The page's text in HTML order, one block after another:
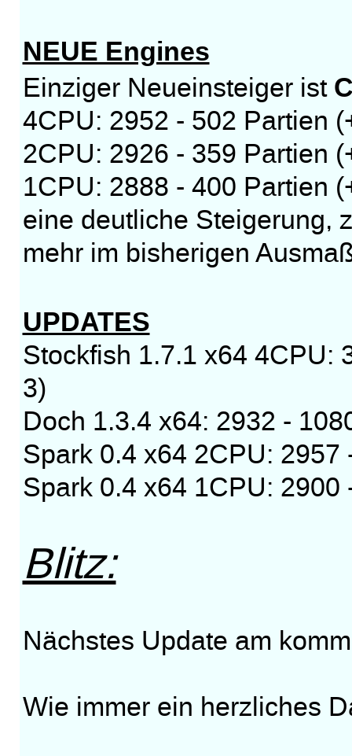
NEUE Engines
Einziger Neueinsteiger ist
4CPU: 2952 - 502 Partien
2CPU: 2926 - 359 Partien
1CPU: 2888 - 400 Partien
eine deutliche Steigerung,
mehr im bisherigen
UPDATES
Stockfish 1.7.1 x64 4CPU:
3)
Doch 1.3.4 x64: 2932 -
Spark 0.4 x64 2CPU: 2957
Spark 0.4 x64 1CPU: 2900
Blitz:
Nächstes Update am
Wie immer ein herzliches